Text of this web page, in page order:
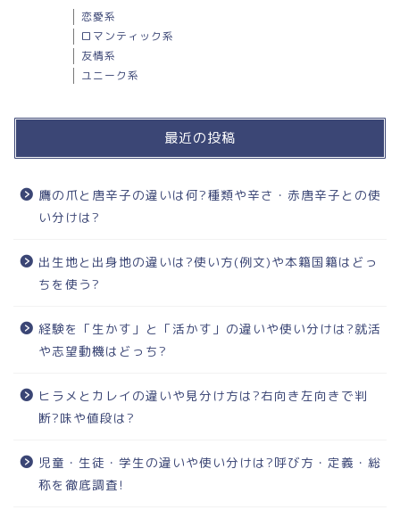
恋愛系
ロマンティック系
友情系
ユニーク系
最近の投稿
鷹の爪と唐辛子の違いは何?種類や辛さ・赤唐辛子との使
い分けは?
出生地と出身地の違いは?使い方(例文)や本籍国籍はどっ
ちを使う?
経験を「生かす」と「活かす」の違いや使い分けは?就活
や志望動機はどっち?
ヒラメとカレイの違いや見分け方は?右向き左向きで判
断?味や値段は?
児童・生徒・学生の違いや使い分けは?呼び方・定義・総
称を徹底調査!